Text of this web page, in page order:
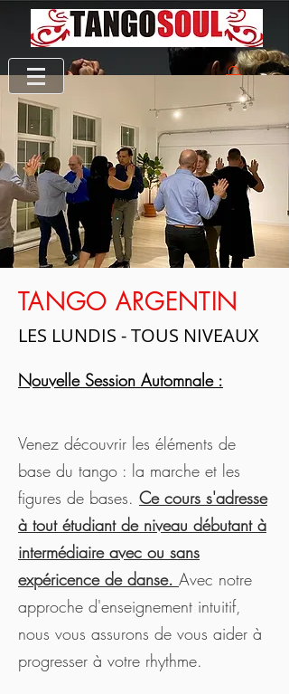
TANGO ARGENTIN
LES LUNDIS - TOUS NIVEAUX
Nouvelle Session Automnale :
Venez découvrir les éléments de
base du tango : la marche et les
figures de bases. Ce cours s'adresse
à tout étudiant deniveau débutant à
intermédiaire avec ou sans
expéricence de danse. Avec notre
approche d'enseignement intuitif,
nous vous assurons de vous aider à
progresser à votre rhythme.